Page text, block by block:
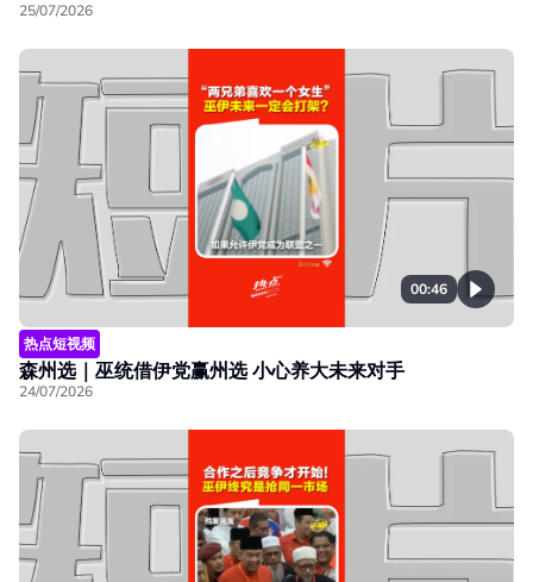
25/07/2026
00:46
热点短视频
森州选｜巫统借伊党赢州选 小心养大未来对手
24/07/2026